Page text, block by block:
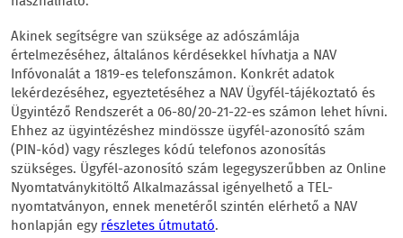
Akinek segítségre van szüksége az adószámlája
értelmezéséhez, általános kérdésekkel hívhatja a NAV
Infóvonalát a 1819-es telefonszámon. Konkrét adatok
lekérdezéséhez, egyeztetéséhez a NAV Ügyfél-tájékoztató és
Ügyintéző Rendszerét a 06-80/20-21-22-es számon lehet hívni.
Ehhez az ügyintézéshez mindössze ügyfél-azonosító szám
(PIN-kód) vagy részleges kódú telefonos azonosítás
szükséges. Ügyfél-azonosító szám legegyszerűbben az Online
Nyomtatványkitöltő Alkalmazással igényelhető a TEL-
nyomtatványon, ennek menetéről szintén elérhető a NAV
honlapján egyrészletes útmutató.